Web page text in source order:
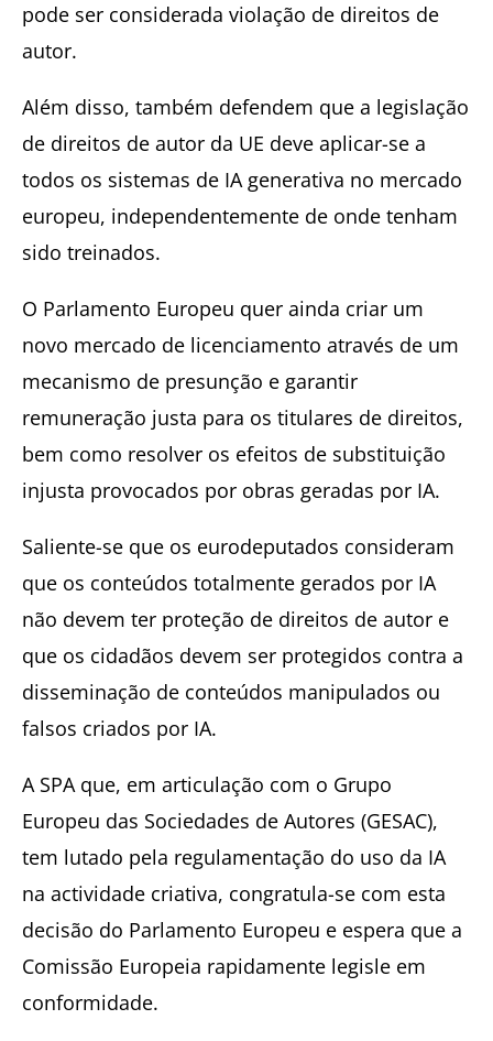
pode ser considerada violação de direitos de
autor.
Além disso, também defendem que a legislação
de direitos de autor da UE deve aplicar-se a
todos os sistemas de IA generativa no mercado
europeu, independentemente de onde tenham
sido treinados.
O Parlamento Europeu quer ainda criar um
novo mercado de licenciamento através de um
mecanismo de presunção e garantir
remuneração justa para os titulares de direitos,
bem como resolver os efeitos de substituição
injusta provocados por obras geradas por IA.
Saliente-se que os eurodeputados consideram
que os conteúdos totalmente gerados por IA
não devem ter proteção de direitos de autor e
que os cidadãos devem ser protegidos contra a
disseminação de conteúdos manipulados ou
falsos criados por IA.
A SPA que, em articulação com o Grupo
Europeu das Sociedades de Autores (GESAC),
tem lutado pela regulamentação do uso da IA
na actividade criativa, congratula-se com esta
decisão do Parlamento Europeu e espera que a
Comissão Europeia rapidamente legisle em
conformidade.